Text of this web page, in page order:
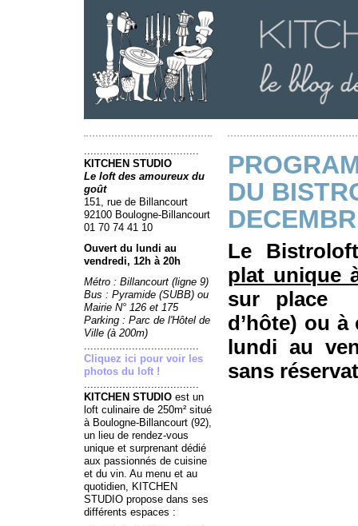
....................................
KITCHEN STUDIO
Le loft des amoureux du
goût
151, rue de Billancourt
92100 Boulogne-Billancourt
01 70 74 41 10
Ouvert du lundi au
vendredi, 12h à 20h
Métro : Billancourt (ligne 9)
Bus : Pyramide (SUBB) ou
Mairie N° 126 et 175
Parking : Parc de l'Hôtel de
Ville (à 200m)
....................................
Cliquez ici pour voir les
photos du loft !
....................................
KITCHEN STUDIO est un
loft culinaire de 250m² situé
à Boulogne-Billancourt (92),
un lieu de rendez-vous
unique et surprenant dédié
aux passionnés de cuisine
et du vin. Au menu et au
quotidien, KITCHEN
STUDIO propose dans ses
différents espaces :
DU
Le
plat unique
sur place
d’hôte) ou
lundi au
sans